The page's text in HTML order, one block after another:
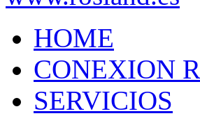
HOME
CONEXION
SERVICIOS